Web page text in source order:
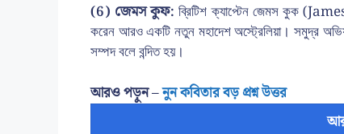
(6) জেমস কুফ:ব্রিটিশ ক্যাপ্টেন জেমস কুক
করেন আরও একটি নতুন মহাদেশ অস্ট্রেলিয়া। সমুদ্র
সম্পদ বলে বন্দিত হয়।
আরও পড়ুন –নুন কবিতার বড় প্রশ্ন উত্তর